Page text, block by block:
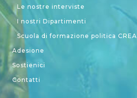
Le nostre interviste
I nostri Dipartimenti
Scuola di formazione politica CREA
Adesione
Sostienici
Contatti